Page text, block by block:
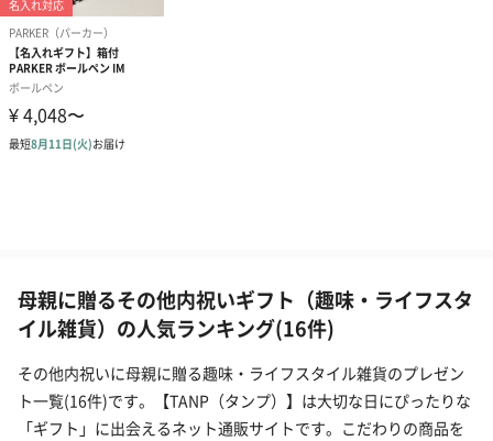
母親に贈るその他内祝いギフト（趣味・ライフスタ
イル雑貨）の人気ランキング(16件)
その他内祝いに母親に贈る趣味・ライフスタイル雑貨のプレゼン
ト一覧(16件)です。【TANP（タンプ）】は大切な日にぴったりな
「ギフト」に出会えるネット通販サイトです。こだわりの商品を